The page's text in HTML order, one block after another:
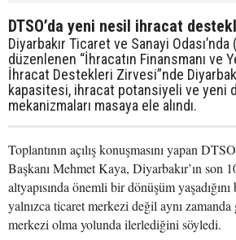
DTSO’da yeni nesil ihracat
Diyarbakır Ticaret ve Sanayi Odası’nda
düzenlenen “İhracatın Finansmanı ve
İhracat Destekleri Zirvesi”nde
kapasitesi, ihracat potansiyeli ve yeni
mekanizmaları masaya ele alındı.
Toplantının açılış konuşmasını yapan
Başkanı Mehmet Kaya, Diyarbakır’ın son
altyapısında önemli bir dönüşüm
yalnızca ticaret merkezi değil aynı
merkezi olma yolunda ilerlediğini söyledi.